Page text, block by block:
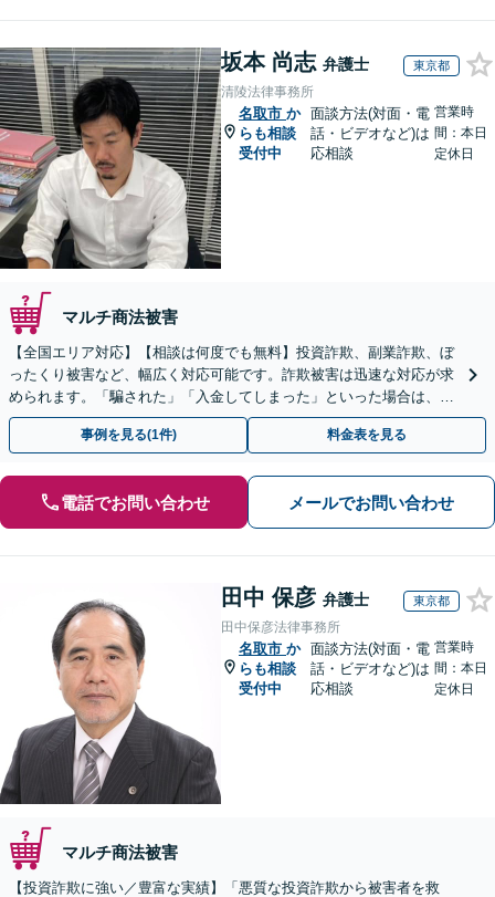
坂本 尚志 弁護士 東京都
清陵法律事務所
名取市 か
らも相談
受付中
面談方法(対面・電
話・ビデオなど)は
応相談
営業時
間：本日
定休日
マルチ商法被害
【全国エリア対応】【相談は何度でも無料】投資詐欺、副業詐欺、ぼ
ったくり被害など、幅広く対応可能です。詐欺被害は迅速な対応が求
められます。「騙された」「入金してしまった」といった場合は、お
早めにご相談ください。【電話・メール・WEB相談可】
事例を見る(1件) 料金表を見る
電話でお問い合わせ メールでお問い合わせ
田中 保彦 弁護士 東京都
田中保彦法律事務所
名取市 か
らも相談
受付中
面談方法(対面・電
話・ビデオなど)は
応相談
営業時
間：本日
定休日
マルチ商法被害
【投資詐欺に強い／豊富な実績】「悪質な投資詐欺から被害者を救